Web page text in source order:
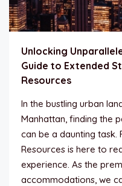
Unlocking
Guide to Extended
Resources
In the bustling urban
Manhattan, finding the
can be a daunting task.
Resources is here to
experience. As the
accommodations, we